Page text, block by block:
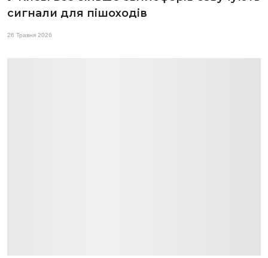
сигнали для пішоходів
26 Травня 2026